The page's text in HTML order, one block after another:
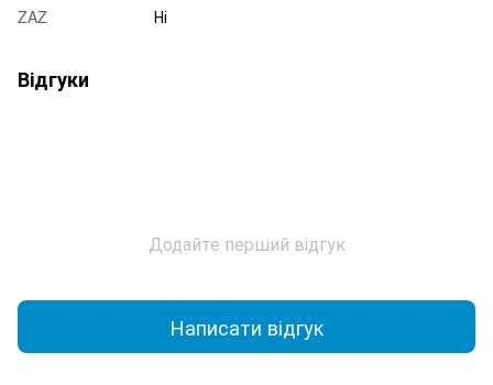
ZAZ
Ні
Відгуки
Додайте перший відгук
Написати відгук